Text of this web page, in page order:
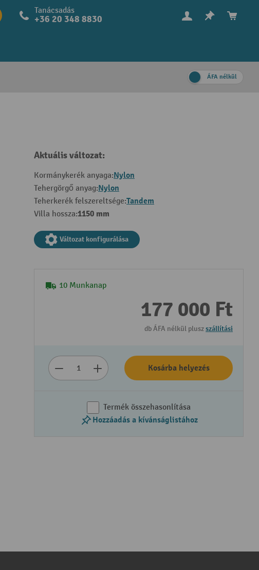
Tanácsadás
+36 20 348 8830
ÁFA nélkül
Aktuális változat:
Kormánykerék anyaga:Nylon
Tehergörgő anyag:Nylon
Teherkerék felszereltsége:Tandem
Villa hossza:1150 mm
Változat konfigurálása
10 Munkanap
177 000 Ft
db ÁFA nélkül pluszszállítási
Kosárba helyezés
Termék összehasonlítása
Hozzáadás a kívánságlistához